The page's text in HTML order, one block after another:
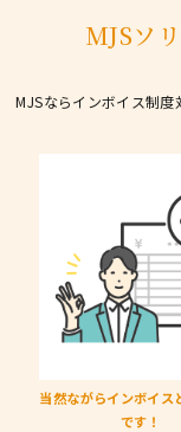
MJSソ
MJSならインボイス制度
当然ながらインボイス
です！